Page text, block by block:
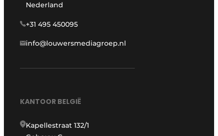
Nederland
+31 495 450095
info@louwersmediagroep.nl
KANTOOR BELGIË
Kapellestraat 132/1